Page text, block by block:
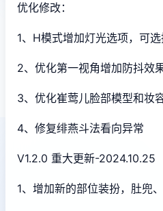
优化修改：
1、H模式增加灯光选项，可
2、优化第一视角增加防抖效
3、优化崔莺儿脸部模型和妆
4、修复绯燕斗法看向异常
V1.2.0 重大更新-2024.10.25
1、增加新的部位装扮，肚兜